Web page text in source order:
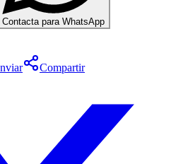
Contacta para WhatsApp
Compartir